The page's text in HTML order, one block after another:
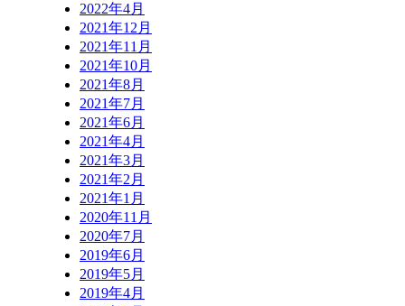
2022年4月
2021年12月
2021年11月
2021年10月
2021年8月
2021年7月
2021年6月
2021年4月
2021年3月
2021年2月
2021年1月
2020年11月
2020年7月
2019年6月
2019年5月
2019年4月